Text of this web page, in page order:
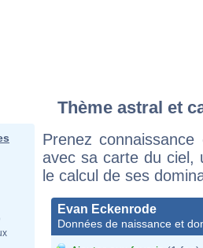
Thème astral et
Prenez
avec sa carte du ciel,
le calcul de ses
Evan Eckenrode
Données de naissance et